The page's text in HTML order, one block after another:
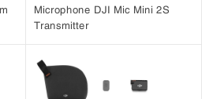
biến APS-C 1,6x với ngàm RF rộng
Microphone DJI Mic Mini 2S
Transmitter